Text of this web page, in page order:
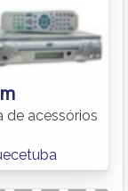
de acessórios